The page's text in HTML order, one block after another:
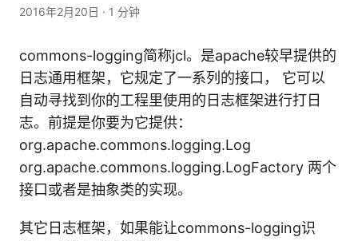
2016年2月20日 · 1 分钟
commons-logging简称jcl。是apache较早提供的
日志通用框架，它规定了一系列的接口， 它可以
自动寻找到你的工程里使用的日志框架进行打日
志。前提是你要为它提供：
org.apache.commons.logging.Log
org.apache.commons.logging.LogFactory 两个
接口或者是抽象类的实现。
其它日志框架，如果能让commons-logging识